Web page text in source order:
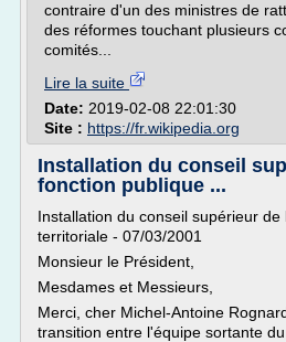
contraire d'un des ministres de
des réformes touchant plusieurs
comités...
Lire la suite
Date: 2019-02-08 22:01:30
Site : https://fr.wikipedia.org
Installation du conseil
fonction publique ...
Installation du conseil supérieur
territoriale - 07/03/2001
Monsieur le Président,
Mesdames et Messieurs,
Merci, cher Michel-Antoine
transition entre l'équipe sortante